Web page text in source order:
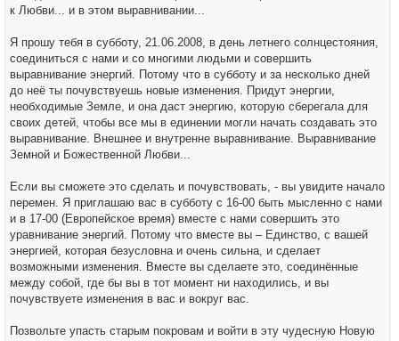
к Любви... и в этом выравнивании...
Я прошу тебя в субботу, 21.06.2008, в день летнего солнцестояния,
соединиться с нами и со многими людьми и совершить
выравнивание энергий. Потому что в субботу и за несколько дней
до неё ты почувствуешь новые изменения. Придут энергии,
необходимые Земле, и она даст энергию, которую сберегала для
своих детей, чтобы все мы в единении могли начать создавать это
выравнивание. Внешнее и внутренне выравнивание. Выравнивание
Земной и Божественной Любви...
Если вы сможете это сделать и почувствовать, - вы увидите начало
перемен. Я приглашаю вас в субботу с 16-00 быть мысленно с нами
и в 17-00 (Европейское время) вместе с нами совершить это
уравнивание энергий. Потому что вместе вы – Единство, с вашей
энергией, которая безусловна и очень сильна, и сделает
возможными изменения. Вместе вы сделаете это, соединённые
между собой, где бы вы в тот момент ни находились, и вы
почувствуете изменения в вас и вокруг вас.
Позвольте упасть старым покровам и войти в эту чудесную Новую